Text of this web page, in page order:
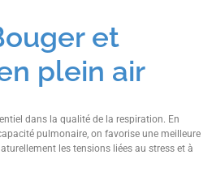
et
plein air
dans la qualité de la respiration. En
pulmonaire, on favorise une meilleure
les tensions liées au stress et à